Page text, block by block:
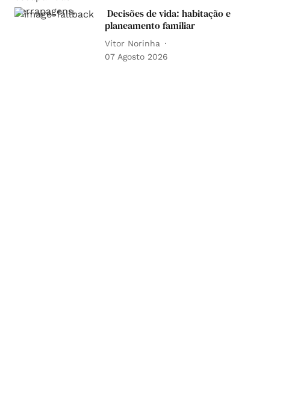
Decisões de vida: habitação e
planeamento familiar
Vítor Norinha
07 Agosto 2026